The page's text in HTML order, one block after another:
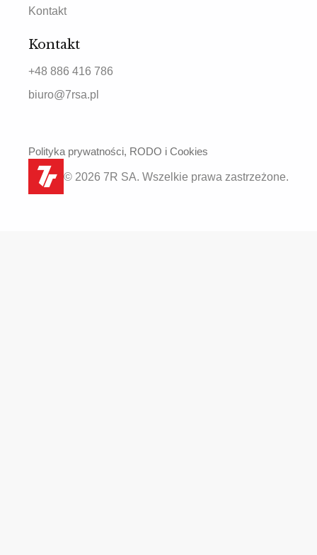
Kontakt
Kontakt
+48 886 416 786
biuro@7rsa.pl
© 2026 7R SA. Wszelkie prawa zastrzeżone.
Polityka prywatności, RODO i Cookies